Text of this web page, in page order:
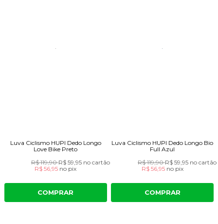
Luva Ciclismo HUPI Dedo Longo
Love Bike Preto
R$ 119,90R$ 59,95 no cartão
R$ 56,95 no pix
COMPRAR
Luva Ciclismo HUPI Dedo Longo Bio
Full Azul
R$ 119,90R$ 59,95 no cartão
R$ 56,95 no pix
COMPRAR